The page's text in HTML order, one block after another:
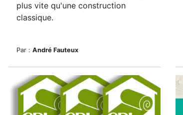
plus vite qu'une construction
classique.
Par : André Fauteux